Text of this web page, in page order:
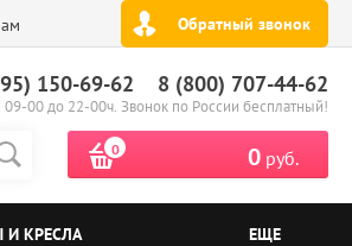
Обратный звонок
150-69-62 8 (800) 707-44-62
00 до 22-00ч. Звонок по России бесплатный!
0 0 руб.
И КРЕСЛА ЕЩЕ